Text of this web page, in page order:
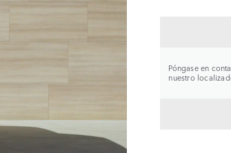
Póngase en
nuestro